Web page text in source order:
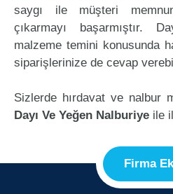
saygı ile müşteri
çıkarmayı başarmıştır.
malzeme temini konusunda
siparişlerinize de cevap
Sizlerde hırdavat ve nalbur
Dayı Ve Yeğen Nalburiye ile
Firma